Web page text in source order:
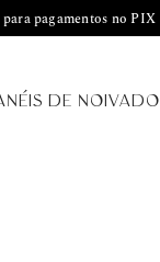
para pagamentos no PIX
DE NOIVADO